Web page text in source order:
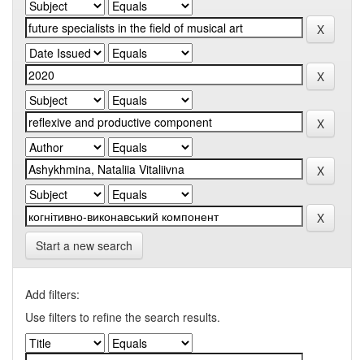
Start a new search
Add filters:
Use filters to refine the search results.